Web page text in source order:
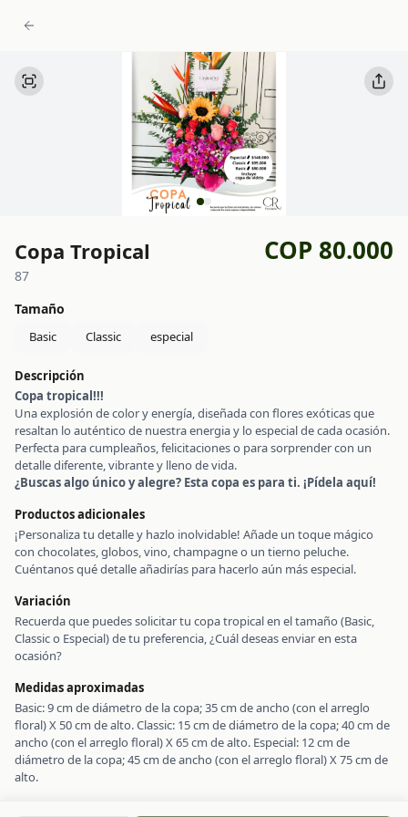
Copa Tropical COP 80.000
87
Tamaño
Basic Classic especial
Descripción
Copa tropical!!!
Una explosión de color y energía, diseñada con flores exóticas que
resaltan lo auténtico de nuestra energia y lo especial de cada ocasión.
Perfecta para cumpleaños, felicitaciones o para sorprender con un
detalle diferente, vibrante y lleno de vida.
¿Buscas algo único y alegre? Esta copa es para ti. ¡Pídela aquí!
Productos adicionales
¡Personaliza tu detalle y hazlo inolvidable! Añade un toque mágico
con chocolates, globos, vino, champagne o un tierno peluche.
Cuéntanos qué detalle añadirías para hacerlo aún más especial.
Variación
Recuerda que puedes solicitar tu copa tropical en el tamaño (Basic,
Classic o Especial) de tu preferencia, ¿Cuál deseas enviar en esta
ocasión?
Medidas aproximadas
Basic: 9 cm de diámetro de la copa; 35 cm de ancho (con el arreglo
floral) X 50 cm de alto. Classic: 15 cm de diámetro de la copa; 40 cm de
ancho (con el arreglo floral) X 65 cm de alto. Especial: 12 cm de
diámetro de la copa; 45 cm de ancho (con el arreglo floral) X 75 cm de
alto.